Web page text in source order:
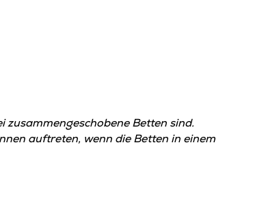
zusammengeschobene Betten sind.
auftreten, wenn die Betten in einem